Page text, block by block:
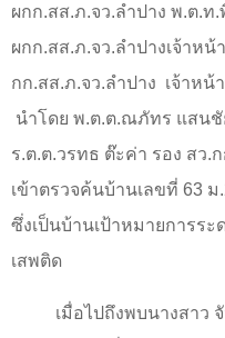
ผกก.สส.ภ.จว.ลำปาง พ.ต.ท
ผกก.สส.ภ.จว.ลำปางเจ้าห
กก.สส.ภ.จว.ลำปาง เจ้าหน้
นำโดย พ.ต.ต.ณภัทร แสนชั
ร.ต.ต.วรทธ ต๊ะค่า รอง สว.
เข้าตรวจค้นบ้านเลขที่ 63 ม.
ซึ่งเป็นบ้านเป้าหมายการร
เสพติด
เมื่อไปถึงพบนางสาว